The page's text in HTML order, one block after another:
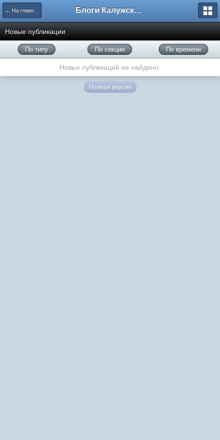
← На главную Блоги Калужского перекрестка
Новые публикации
По типу По секции По времени
Новых публикаций не найдено.
Полная версия